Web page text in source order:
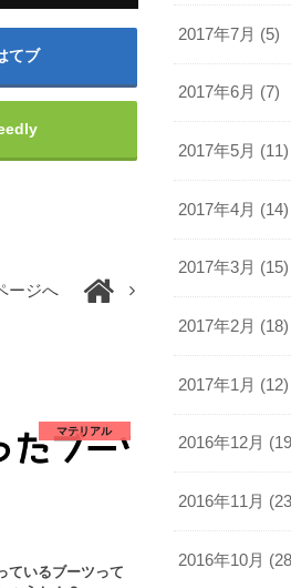
てブ
ージへ
マテリアル
ているブーツって
2017年7月 (5)
2017年6月 (7)
2017年5月 (11)
2017年4月 (14)
2017年3月 (15)
2017年2月 (18)
2017年1月 (12)
2016年12月
2016年11月
2016年10月